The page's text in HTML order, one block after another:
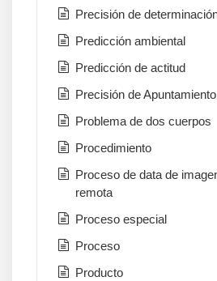
Precisión de
Predicción ambiental
Predicción de actitud
Precisión de Apuntamiento
Problema de dos cuerpos
Procedimiento
Proceso de data de
remota
Proceso especial
Proceso
Producto